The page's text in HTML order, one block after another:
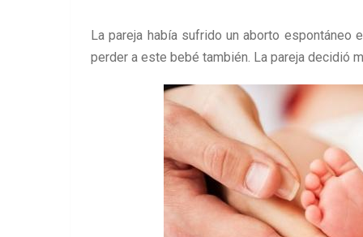
La pareja había sufrido un aborto espontáneo
perder a este bebé también. La pareja decidió